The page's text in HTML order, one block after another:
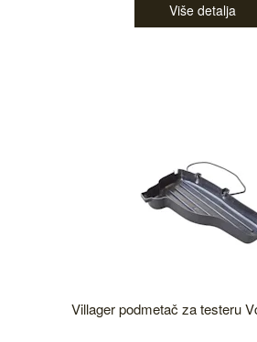
Više detalja
Villager podmetač za testeru